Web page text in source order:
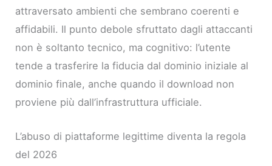
attraversato ambienti che sembrano coerenti e
affidabili. Il punto debole sfruttato dagli attaccanti
non è soltanto tecnico, ma cognitivo: l’utente
tende a trasferire la fiducia dal dominio iniziale al
dominio finale, anche quando il download non
proviene più dall’infrastruttura ufficiale.
L’abuso di piattaforme legittime diventa la regola
del 2026